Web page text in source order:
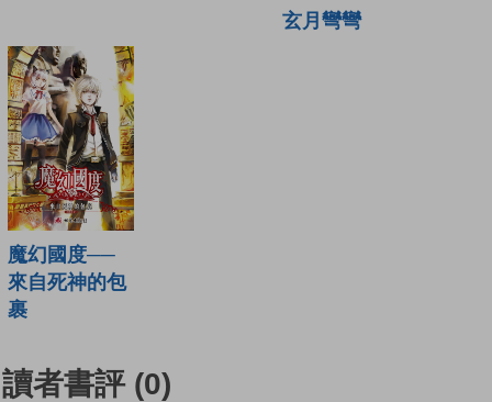
玄月彎彎
魔幻國度──
來自死神的包
裹
讀者書評 (0)